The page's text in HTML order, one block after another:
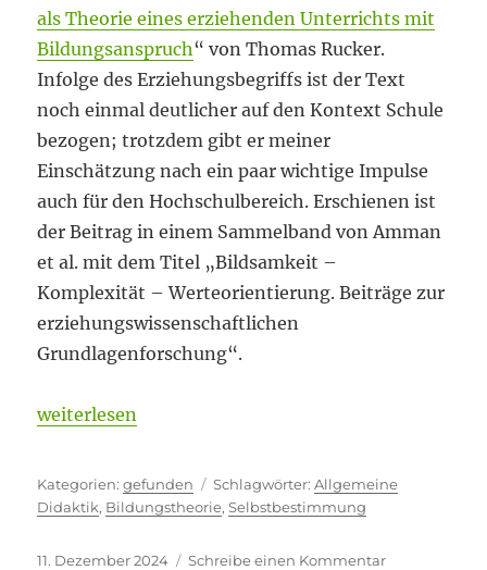
als Theorie eines erziehenden Unterrichts mit
Bildungsanspruch“ von Thomas Rucker.
Infolge des Erziehungsbegriffs ist der Text
noch einmal deutlicher auf den Kontext Schule
bezogen; trotzdem gibt er meiner
Einschätzung nach ein paar wichtige Impulse
auch für den Hochschulbereich. Erschienen ist
der Beitrag in einem Sammelband von Amman
et al. mit dem Titel „Bildsamkeit –
Komplexität – Werteorientierung. Beiträge zur
erziehungswissenschaftlichen
Grundlagenforschung“.
„Vom qualitätvollen zum erziehenden Unterricht?“
weiterlesen
Kategorien
gefunden Schlagwörter
Allgemeine
Didaktik, Bildungstheorie,Selbstbestimmung
Veröffentlicht
11. Dezember 2024 Schreibe einen Kommentarzu